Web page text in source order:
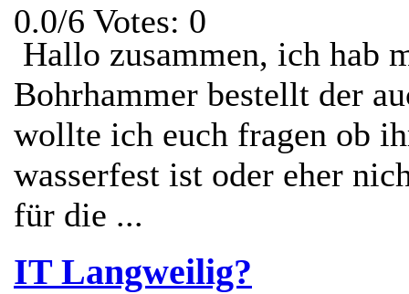
0.0/6 Votes: 0
Hallo zusammen, ich hab
Bohrhammer bestellt der
wollte ich euch fragen ob
wasserfest ist oder eher
für die ...
IT Langweilig?